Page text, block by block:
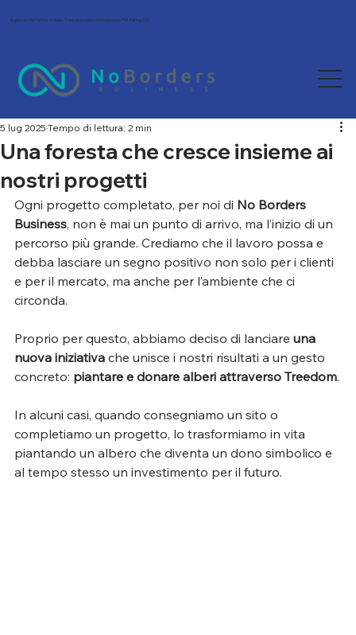
Agenzia Wix Partner in Italia. Tra le più scelte da freelance e PMI. Rating 5/5.
Una foresta che cresce insieme ai
nostri progetti
5 lug 2025 Tempo di lettura: 2 min
Ogni progetto completato, per noi di No Borders
Business, non è mai un punto di arrivo, ma l’inizio di un
percorso più grande. Crediamo che il lavoro possa e
debba lasciare un segno positivo non solo per i clienti
e per il mercato, ma anche per l’ambiente che ci
circonda.
Proprio per questo, abbiamo deciso di lanciare una
nuova iniziativa che unisce i nostri risultati a un gesto
concreto: piantare e donare alberi attraverso Treedom.
In alcuni casi, quando consegniamo un sito o
completiamo un progetto, lo trasformiamo in vita
piantando un albero che diventa un dono simbolico e
al tempo stesso un investimento per il futuro.